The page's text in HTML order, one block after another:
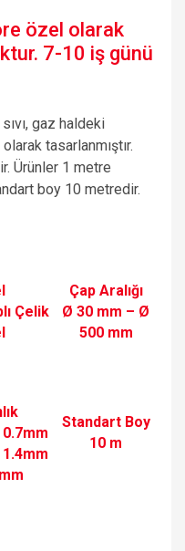
özel olarak
7-10 iş günü
gaz haldeki
tasarlanmıştır.
Ürünler 1 metre
boy 10 metredir.
Çelik
Çap Aralığı
Ø 30 mm – Ø
500 mm
Standart Boy
10 m